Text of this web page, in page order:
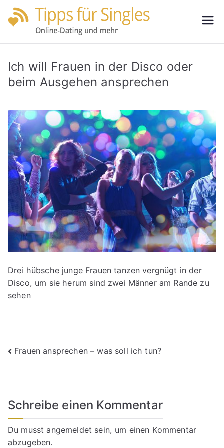
Zum
Inhalt
für
Single
s
Ich will Frauen in der Disco oder
beim Ausgehen ansprechen
Drei hübsche junge Frauen tanzen vergnügt in der
Disco, um sie herum sind zwei Männer am Rande zu
sehen
Beitragsnavigation
Frauen ansprechen – was soll ich tun?
Schreibe einen Kommentar
Du musstangemeldet sein, um einen Kommentar
abzugeben.